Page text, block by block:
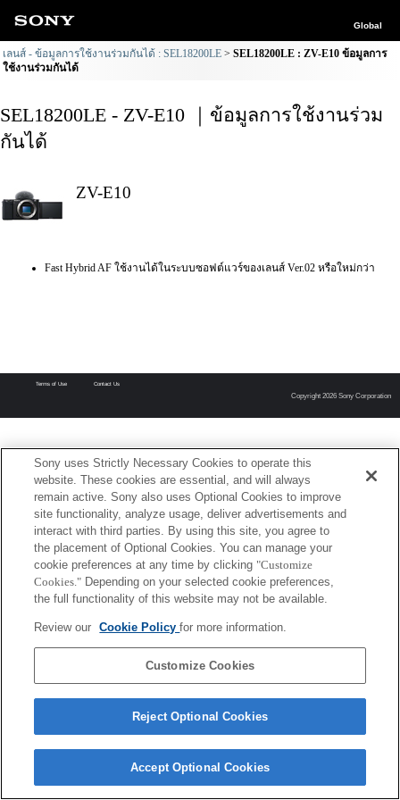
Global
เลนส์ - ข้อมูลการใช้งานร่วมกันได้ : SEL18200LE
SEL18200LE : ZV-E10 ข้อมูลการ
ใช้งานร่วมกันได้
SEL18200LE - ZV-E10 ｜ข้อมูลการใช้งานร่วม
กันได้
ZV-E10
Fast Hybrid AF ใช้งานได้ในระบบซอฟต์แวร์ของเลนส์ Ver.02 หรือใหม่กว่า
Terms of Use Contact Us
Copyright 2026 Sony Corporation
Sony uses Strictly Necessary Cookies to operate this
website. These cookies are essential, and will always
remain active. Sony also uses Optional Cookies to improve
site functionality, analyze usage, deliver advertisements and
interact with third parties. By using this site, you agree to
the placement of Optional Cookies. You can manage your
cookie preferences at any time by clicking "Customize
Cookies." Depending on your selected cookie preferences,
the full functionality of this website may not be available.
Review our Cookie Policyfor more information.
Customize Cookies
Reject Optional Cookies
Accept Optional Cookies